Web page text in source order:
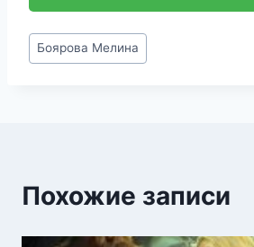
Метки
записи:
Боярова Мелина
Похожие записи